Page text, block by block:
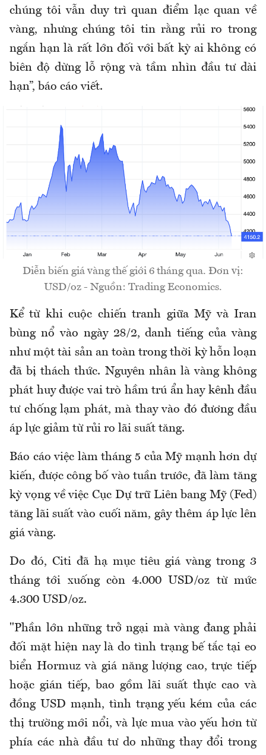
chúng tôi vẫn duy trì quan điểm lạc quan về
vàng, nhưng chúng tôi tin rằng rủi ro trong
ngắn hạn là rất lớn đối với bất kỳ ai không có
biên độ dừng lỗ rộng và tầm nhìn đầu tư dài
hạn”, báo cáo viết.
Diễn biến giá vàng thế giới 6 tháng qua. Đơn vị:
USD/oz - Nguồn: Trading Economics.
Kể từ khi cuộc chiến tranh giữa Mỹ và Iran
bùng nổ vào ngày 28/2, danh tiếng của vàng
như một tài sản an toàn trong thời kỳ hỗn loạn
đã bị thách thức. Nguyên nhân là vàng không
phát huy được vai trò hầm trú ẩn hay kênh đầu
tư chống lạm phát, mà thay vào đó đương đầu
áp lực giảm từ rủi ro lãi suất tăng.
Báo cáo việc làm tháng 5 của Mỹ mạnh hơn dự
kiến, được công bố vào tuần trước, đã làm tăng
kỳ vọng về việc Cục Dự trữ Liên bang Mỹ (Fed)
tăng lãi suất vào cuối năm, gây thêm áp lực lên
giá vàng.
Do đó, Citi đã hạ mục tiêu giá vàng trong 3
tháng tới xuống còn 4.000 USD/oz từ mức
4.300 USD/oz.
"Phần lớn những trở ngại mà vàng đang phải
đối mặt hiện nay là do tình trạng bế tắc tại eo
biển Hormuz và giá năng lượng cao, trực tiếp
hoặc gián tiếp, bao gồm lãi suất thực cao và
đồng USD mạnh, tình trạng yếu kém của các
thị trường mới nổi, và lực mua vào yếu hơn từ
phía các nhà đầu tư do những thay đổi trong